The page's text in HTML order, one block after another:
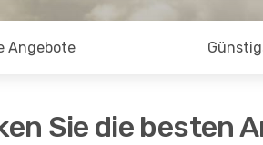
Angebote
Sie die besten